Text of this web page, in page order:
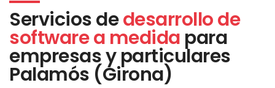
Servicios dedesarrollo de
software a medida para
empresas y particulares
Palamós (Girona)